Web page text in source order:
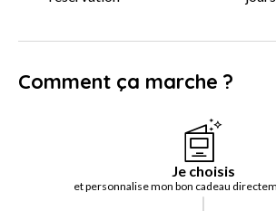
Comment ça marche ?
Je choisis
et personnalise mon bon cadeau